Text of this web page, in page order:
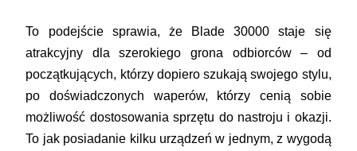
To podejście sprawia, że Blade 30000 staje się
atrakcyjny dla szerokiego grona odbiorców – od
początkujących, którzy dopiero szukają swojego stylu,
po doświadczonych waperów, którzy cenią sobie
możliwość dostosowania sprzętu do nastroju i okazji.
To jak posiadanie kilku urządzeń w jednym, z wygodą